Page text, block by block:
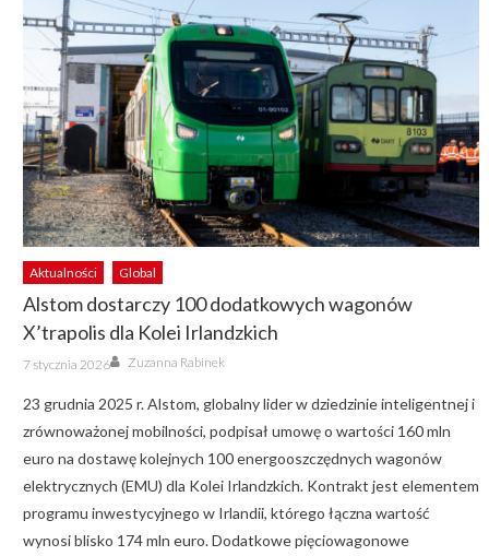
Aktualności Global
Alstom dostarczy 100 dodatkowych wagonów
X’trapolis dla Kolei Irlandzkich
Posted
on
7 stycznia 2026 Author
Zuzanna Rabinek
23 grudnia 2025 r. Alstom, globalny lider w dziedzinie inteligentnej i
zrównoważonej mobilności, podpisał umowę o wartości 160 mln
euro na dostawę kolejnych 100 energooszczędnych wagonów
elektrycznych (EMU) dla Kolei Irlandzkich. Kontrakt jest elementem
programu inwestycyjnego w Irlandii, którego łączna wartość
wynosi blisko 174 mln euro. Dodatkowe pięciowagonowe